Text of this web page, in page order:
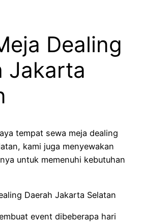
Dealing
Jakarta
tempat sewa meja dealing
kami juga menyewakan
untuk memenuhi kebutuhan
event dibeberapa hari